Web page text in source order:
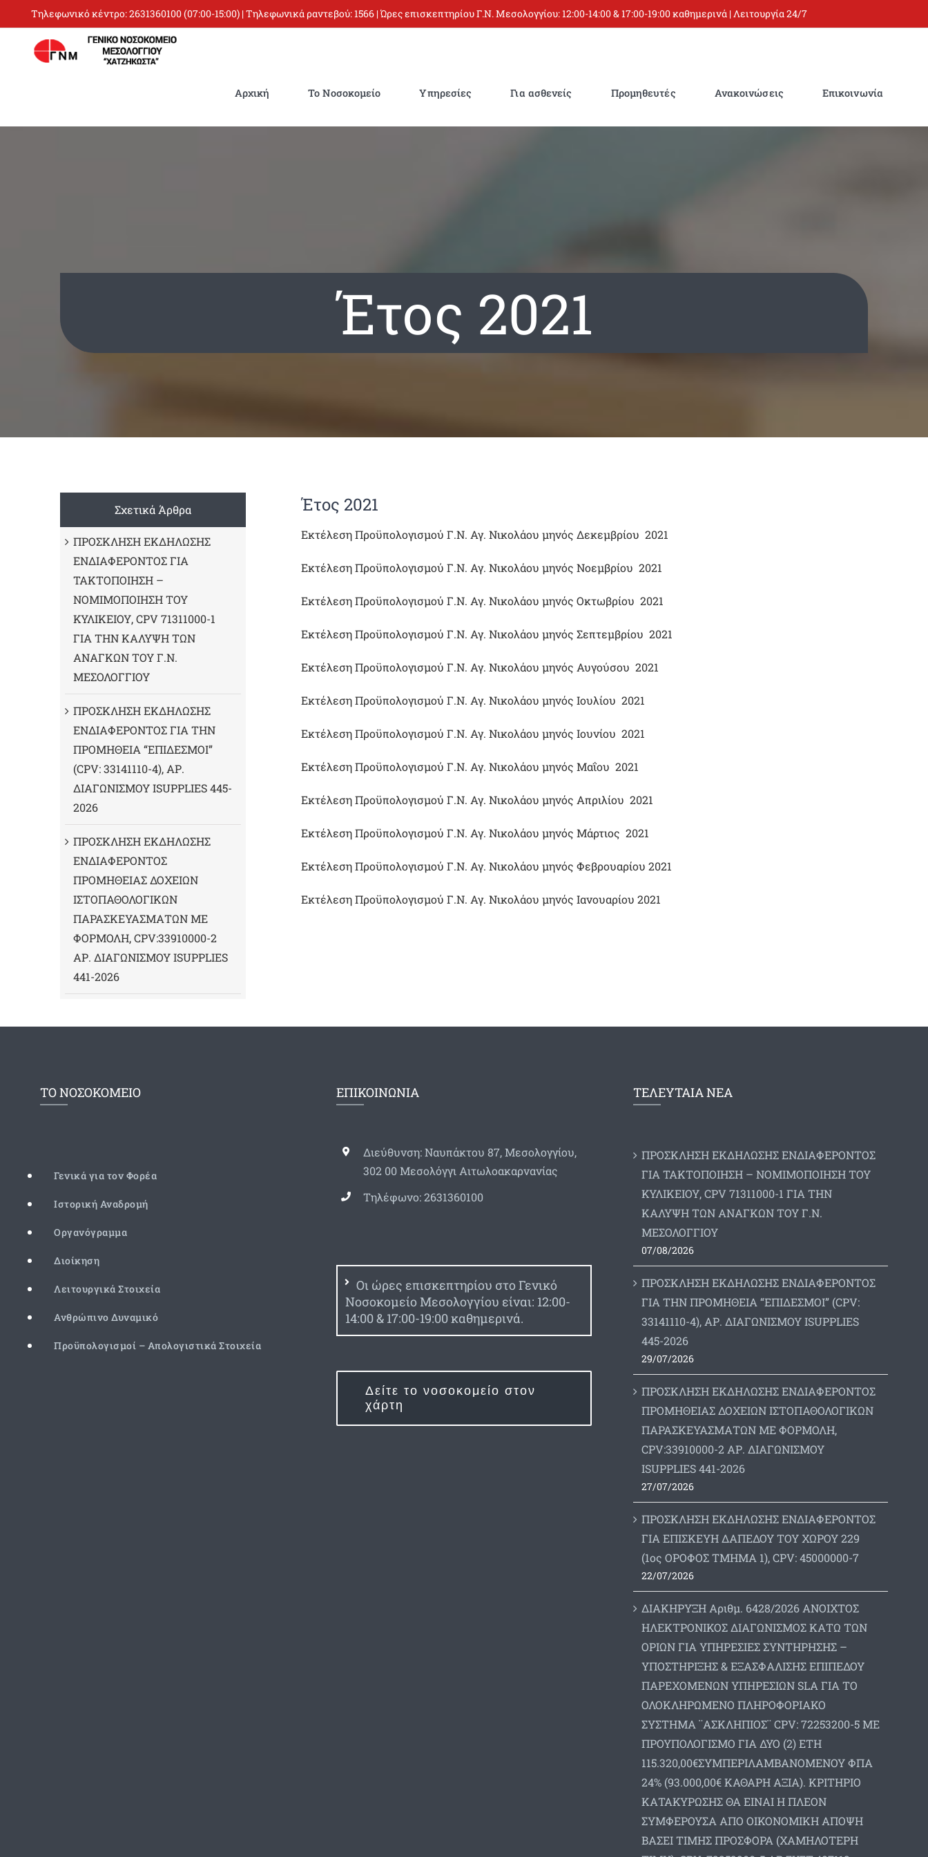
to
content
Τηλεφωνικό κέντρο:2631360100(07:00-15:00) | Τηλεφωνικά ραντεβού:1566 | Ώρες επισκεπτηρίου Γ.Ν. Μεσολογγίου: 12:00-14:00 & 17:00-19:00 καθημερινά | Λειτουργία 24/7
Αρχική Το Νοσοκομείο Υπηρεσίες Για ασθενείς Προμηθευτές Ανακοινώσεις Επικοινωνία
Έτος 2021
Έτος 2021
Εκτέλεση Προϋπολογισμού Γ.Ν. Αγ. Νικολάου μηνός Δεκεμβρίου 2021
Εκτέλεση Προϋπολογισμού Γ.Ν. Αγ. Νικολάου μηνός Νοεμβρίου 2021
Εκτέλεση Προϋπολογισμού Γ.Ν. Αγ. Νικολάου μηνός Οκτωβρίου 2021
Εκτέλεση Προϋπολογισμού Γ.Ν. Αγ. Νικολάου μηνός Σεπτεμβρίου 2021
Εκτέλεση Προϋπολογισμού Γ.Ν. Αγ. Νικολάου μηνός Αυγούσου 2021
Εκτέλεση Προϋπολογισμού Γ.Ν. Αγ. Νικολάου μηνός Ιουλίου 2021
Εκτέλεση Προϋπολογισμού Γ.Ν. Αγ. Νικολάου μηνός Ιουνίου 2021
Εκτέλεση Προϋπολογισμού Γ.Ν. Αγ. Νικολάου μηνός Μαΐου 2021
Εκτέλεση Προϋπολογισμού Γ.Ν. Αγ. Νικολάου μηνός Απριλίου 2021
Εκτέλεση Προϋπολογισμού Γ.Ν. Αγ. Νικολάου μηνός Μάρτιος 2021
Εκτέλεση Προϋπολογισμού Γ.Ν. Αγ. Νικολάου μηνός Φεβρουαρίου 2021
Εκτέλεση Προϋπολογισμού Γ.Ν. Αγ. Νικολάου μηνός Ιανουαρίου 2021
Σχετικά Άρθρα
ΠΡΟΣΚΛΗΣΗ ΕΚΔΗΛΩΣΗΣ
ΕΝΔΙΑΦΕΡΟΝΤΟΣ ΓΙΑ
ΤΑΚΤΟΠΟΙΗΣΗ –
ΝΟΜΙΜΟΠΟΙΗΣΗ ΤΟΥ
ΚΥΛΙΚΕΙΟΥ, CPV 71311000-1
ΓΙΑ ΤΗΝ ΚΑΛΥΨΗ ΤΩΝ
ΑΝΑΓΚΩΝ ΤΟΥ Γ.Ν.
ΜΕΣΟΛΟΓΓΙΟΥ
ΠΡΟΣΚΛΗΣΗ ΕΚΔΗΛΩΣΗΣ
ΕΝΔΙΑΦΕΡΟΝΤΟΣ ΓΙΑ ΤΗΝ
ΠΡΟΜΗΘΕΙΑ “ΕΠΙΔΕΣΜΟΙ”
(CPV: 33141110-4), ΑΡ.
ΔΙΑΓΩΝΙΣΜΟΥ ISUPPLIES 445-
2026
ΠΡΟΣΚΛΗΣΗ ΕΚΔΗΛΩΣΗΣ
ΕΝΔΙΑΦΕΡΟΝΤΟΣ
ΠΡΟΜΗΘΕΙΑΣ ΔΟΧΕΙΩΝ
ΙΣΤΟΠΑΘΟΛΟΓΙΚΩΝ
ΠΑΡΑΣΚΕΥΑΣΜΑΤΩΝ ΜΕ
ΦΟΡΜΟΛΗ, CPV:33910000-2
ΑΡ. ΔΙΑΓΩΝΙΣΜΟΥ ΙSUPPLIES
441-2026
ΤΟ ΝΟΣΟΚΟΜΕΙΟ
Γενικά για τον Φορέα
Ιστορική Αναδρομή
Οργανόγραμμα
Διοίκηση
Λειτουργικά Στοιχεία
Ανθρώπινο Δυναμικό
Προϋπολογισμοί – Απολογιστικά Στοιχεία
ΕΠΙΚΟΙΝΩΝΙΑ
Διεύθυνση: Ναυπάκτου 87, Μεσολογγίου,
302 00 Μεσολόγγι Αιτωλοακαρνανίας
Τηλέφωνο: 2631360100
Οι ώρες επισκεπτηρίου στο Γενικό
Νοσοκομείο Μεσολογγίου είναι: 12:00-
14:00 & 17:00-19:00 καθημερινά.
Δείτε το νοσοκομείο στον
χάρτη
ΤΕΛΕΥΤΑΙΑ ΝΕΑ
ΠΡΟΣΚΛΗΣΗ ΕΚΔΗΛΩΣΗΣ ΕΝΔΙΑΦΕΡΟΝΤΟΣ
ΓΙΑ ΤΑΚΤΟΠΟΙΗΣΗ – ΝΟΜΙΜΟΠΟΙΗΣΗ ΤΟΥ
ΚΥΛΙΚΕΙΟΥ, CPV 71311000-1 ΓΙΑ ΤΗΝ
ΚΑΛΥΨΗ ΤΩΝ ΑΝΑΓΚΩΝ ΤΟΥ Γ.Ν.
ΜΕΣΟΛΟΓΓΙΟΥ
07/08/2026
ΠΡΟΣΚΛΗΣΗ ΕΚΔΗΛΩΣΗΣ ΕΝΔΙΑΦΕΡΟΝΤΟΣ
ΓΙΑ ΤΗΝ ΠΡΟΜΗΘΕΙΑ “ΕΠΙΔΕΣΜΟΙ” (CPV:
33141110-4), ΑΡ. ΔΙΑΓΩΝΙΣΜΟΥ ISUPPLIES
445-2026
29/07/2026
ΠΡΟΣΚΛΗΣΗ ΕΚΔΗΛΩΣΗΣ ΕΝΔΙΑΦΕΡΟΝΤΟΣ
ΠΡΟΜΗΘΕΙΑΣ ΔΟΧΕΙΩΝ ΙΣΤΟΠΑΘΟΛΟΓΙΚΩΝ
ΠΑΡΑΣΚΕΥΑΣΜΑΤΩΝ ΜΕ ΦΟΡΜΟΛΗ,
CPV:33910000-2 ΑΡ. ΔΙΑΓΩΝΙΣΜΟΥ
ΙSUPPLIES 441-2026
27/07/2026
ΠΡΟΣΚΛΗΣΗ ΕΚΔΗΛΩΣΗΣ ΕΝΔΙΑΦΕΡΟΝΤΟΣ
ΓΙΑ ΕΠΙΣΚΕΥΗ ΔΑΠΕΔΟΥ ΤΟΥ ΧΩΡΟΥ 229
(1ος ΟΡΟΦΟΣ ΤΜΗΜΑ 1), CPV: 45000000-7
22/07/2026
ΔΙΑΚΗΡΥΞΗ Αριθμ. 6428/2026 ΑΝΟΙΧΤΟΣ
ΗΛΕΚΤΡΟΝΙΚΟΣ ΔΙΑΓΩΝΙΣΜΟΣ ΚΑΤΩ ΤΩΝ
ΟΡΙΩΝ ΓΙΑ ΥΠΗΡΕΣΙΕΣ ΣΥΝΤΗΡΗΣΗΣ –
ΥΠΟΣΤΗΡΙΞΗΣ & ΕΞΑΣΦΑΛΙΣΗΣ ΕΠΙΠΕΔΟΥ
ΠΑΡΕΧΟΜΕΝΩΝ ΥΠΗΡΕΣΙΩΝ SLA ΓΙΑ ΤΟ
ΟΛΟΚΛΗΡΩΜΕΝΟ ΠΛΗΡΟΦΟΡΙΑΚΟ
ΣΥΣΤΗΜΑ ¨ΑΣΚΛΗΠΙΟΣ¨ CPV: 72253200-5 ΜΕ
ΠΡΟΥΠΟΛΟΓΙΣΜΟ ΓΙΑ ΔΥΟ (2) ΕΤΗ
115.320,00€ΣΥΜΠΕΡΙΛΑΜΒΑΝΟΜΕΝΟΥ ΦΠΑ
24% (93.000,00€ ΚΑΘΑΡΗ ΑΞΙΑ). ΚΡΙΤΗΡΙΟ
ΚΑΤΑΚΥΡΩΣΗΣ ΘΑ ΕΙΝΑΙ Η ΠΛΕΟΝ
ΣΥΜΦΕΡΟΥΣΑ ΑΠΟ ΟΙΚΟΝΟΜΙΚΗ ΑΠΟΨΗ
ΒΑΣΕΙ ΤΙΜΗΣ ΠΡΟΣΦΟΡΑ (ΧΑΜΗΛΟΤΕΡΗ